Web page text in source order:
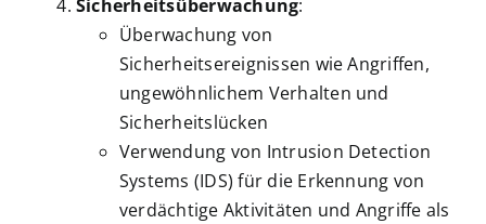
Sicherheitsüberwachung:
Überwachung von
Sicherheitsereignissen wie Angriffen,
ungewöhnlichem Verhalten und
Sicherheitslücken
Verwendung von Intrusion Detection
Systems (IDS) für die Erkennung von
verdächtige Aktivitäten und Angriffe als